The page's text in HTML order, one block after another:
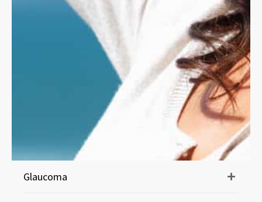
Glaucoma